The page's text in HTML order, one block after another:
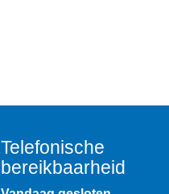
Telefonische
bereikbaarheid